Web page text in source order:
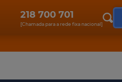
218 700 701
[Chamada para a rede fixa nacional]